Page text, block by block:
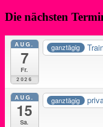
Die nächsten
AUG.
7
Fr.
2026
ganztägig
AUG.
15
Sa.
ganztägig